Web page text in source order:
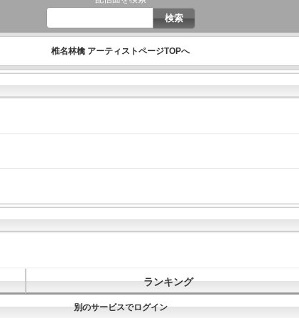
椎名林檎 アーティストページTOPへ
ランキング
別のサービスでログイン